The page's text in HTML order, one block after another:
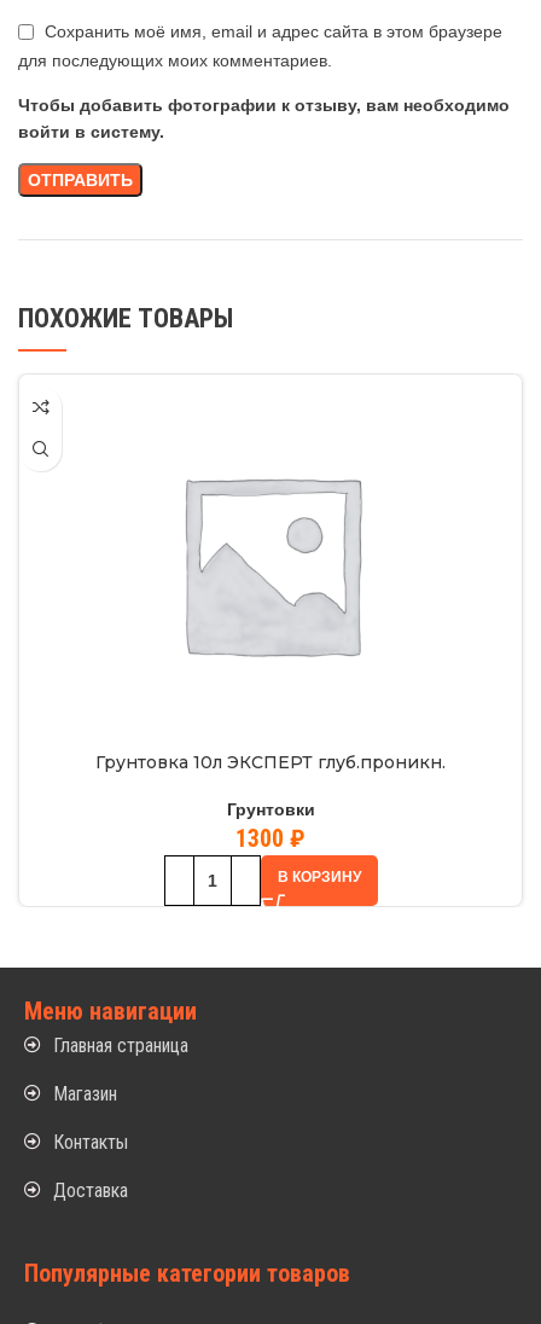
Сохранить моё имя, email и адрес сайта в этом браузере
для последующих моих комментариев.
Чтобы добавить фотографии к отзыву, вам необходимо
войти в систему.
ПОХОЖИЕ ТОВАРЫ
Грунтовка 10л ЭКСПЕРТ глуб.проникн.
Грунтовки
1300 ₽
В КОРЗИНУ
Меню навигации
Главная страница
Магазин
Контакты
Доставка
Популярные категории товаров